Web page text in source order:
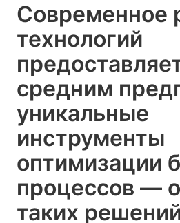
Современное
технологий
средним
уникальные
инструменты
оптимизации
процессов —
таких